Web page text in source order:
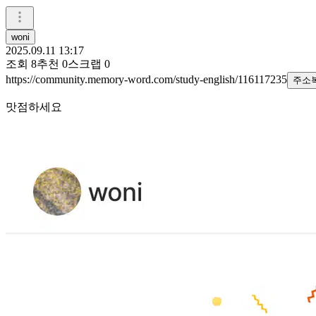
woni
2025.09.11 13:17
조회 8추천 0스크랩 0
https://community.memory-word.com/study-english/116117235 주소
맛점하세요